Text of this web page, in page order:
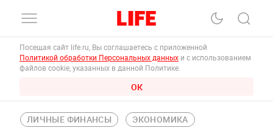
Посещая сайт life.ru, Вы соглашаетесь с приложенной
Политикой обработки Персональных данных и с использованием
файлов cookie, указанных в данной Политике.
ОК
ЛИЧНЫЕ ФИНАНСЫ ЭКОНОМИКА